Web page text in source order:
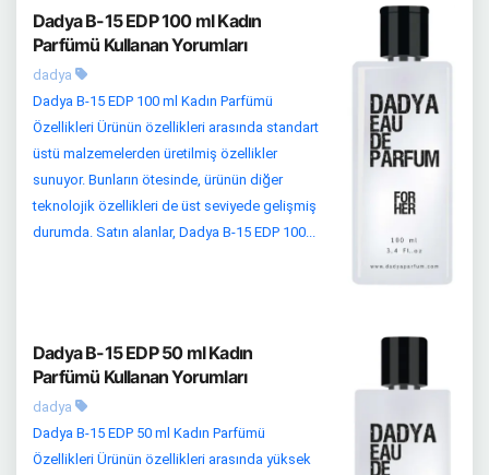
Dadya B-15 EDP 100 ml Kadın
Parfümü Kullanan Yorumları
dadya
Dadya B-15 EDP 100 ml Kadın Parfümü
Özellikleri Ürünün özellikleri arasında standart
üstü malzemelerden üretilmiş özellikler
sunuyor. Bunların ötesinde, ürünün diğer
teknolojik özellikleri de üst seviyede gelişmiş
durumda. Satın alanlar, Dadya B-15 EDP 100...
Dadya B-15 EDP 50 ml Kadın
Parfümü Kullanan Yorumları
dadya
Dadya B-15 EDP 50 ml Kadın Parfümü
Özellikleri Ürünün özellikleri arasında yüksek